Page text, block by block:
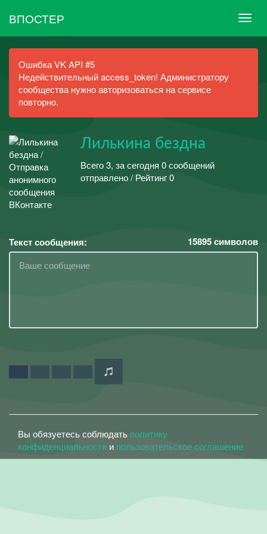
ВПОСТЕР
Ошибка VK API #5
Недействительный access_token! Администратору
сообщества нужно авторизоваться на сервисе
повторно.
Лилькина бездна
Всего 3, за сегодня 0 сообщений
отправлено / Рейтинг 0
Текст сообщения: 15895символов
Вы обязуетесь соблюдать политику
конфиденциальности и пользовательское соглашение